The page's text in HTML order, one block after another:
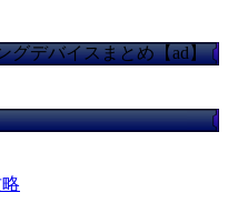
グデバイスまとめ【ad】